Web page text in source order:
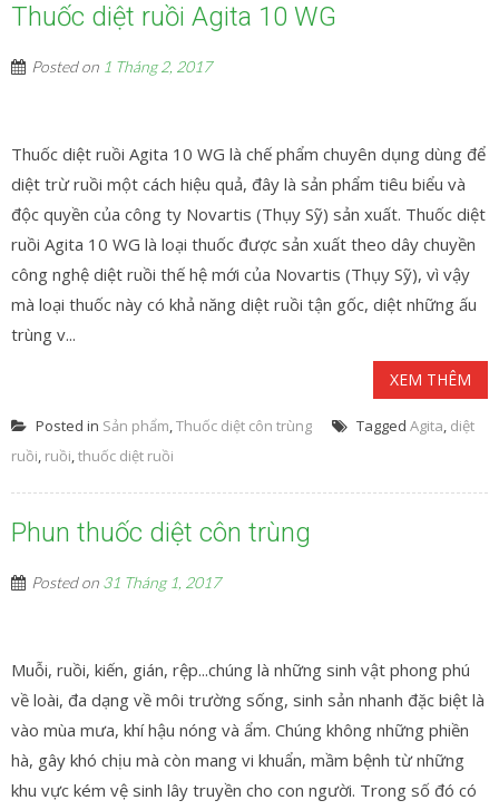
Thuốc diệt ruồi Agita 10 WG
Posted on 1 Tháng 2, 2017
Thuốc diệt ruồi Agita 10 WG là chế phẩm chuyên dụng dùng để
diệt trừ ruồi một cách hiệu quả, đây là sản phẩm tiêu biểu và
độc quyền của công ty Novartis (Thụy Sỹ) sản xuất. Thuốc diệt
ruồi Agita 10 WG là loại thuốc được sản xuất theo dây chuyền
công nghệ diệt ruồi thế hệ mới của Novartis (Thụy Sỹ), vì vậy
mà loại thuốc này có khả năng diệt ruồi tận gốc, diệt những ấu
trùng v...
XEM THÊM
Posted in Sản phẩm,Thuốc diệt côn trùng Tagged Agita, diệt
ruồi, ruồi,thuốc diệt ruồi
Phun thuốc diệt côn trùng
Posted on 31 Tháng 1, 2017
Muỗi, ruồi, kiến, gián, rệp...chúng là những sinh vật phong phú
về loài, đa dạng về môi trường sống, sinh sản nhanh đặc biệt là
vào mùa mưa, khí hậu nóng và ẩm. Chúng không những phiền
hà, gây khó chịu mà còn mang vi khuẩn, mầm bệnh từ những
khu vực kém vệ sinh lây truyền cho con người. Trong số đó có